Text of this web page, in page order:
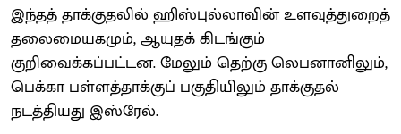
இந்தத் தாக்குதலில் ஹிஸ்புல்லாவின் உளவுத்துறைத்
தலைமையகமும், ஆயுதக் கிடங்கும்
குறிவைக்கப்பட்டன. மேலும் தெற்கு லெபனானிலும்,
பெக்கா பள்ளத்தாக்குப் பகுதியிலும் தாக்குதல்
நடத்தியது இஸ்ரேல்.